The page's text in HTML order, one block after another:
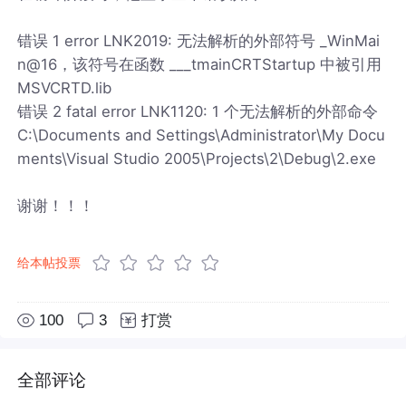
错误 1 error LNK2019: 无法解析的外部符号 _WinMai
n@16，该符号在函数 ___tmainCRTStartup 中被引用
MSVCRTD.lib
错误 2 fatal error LNK1120: 1 个无法解析的外部命令
C:\Documents and Settings\Administrator\My Docu
ments\Visual Studio 2005\Projects\2\Debug\2.exe
谢谢！！！
给本帖投票
100 3 打赏
全部评论